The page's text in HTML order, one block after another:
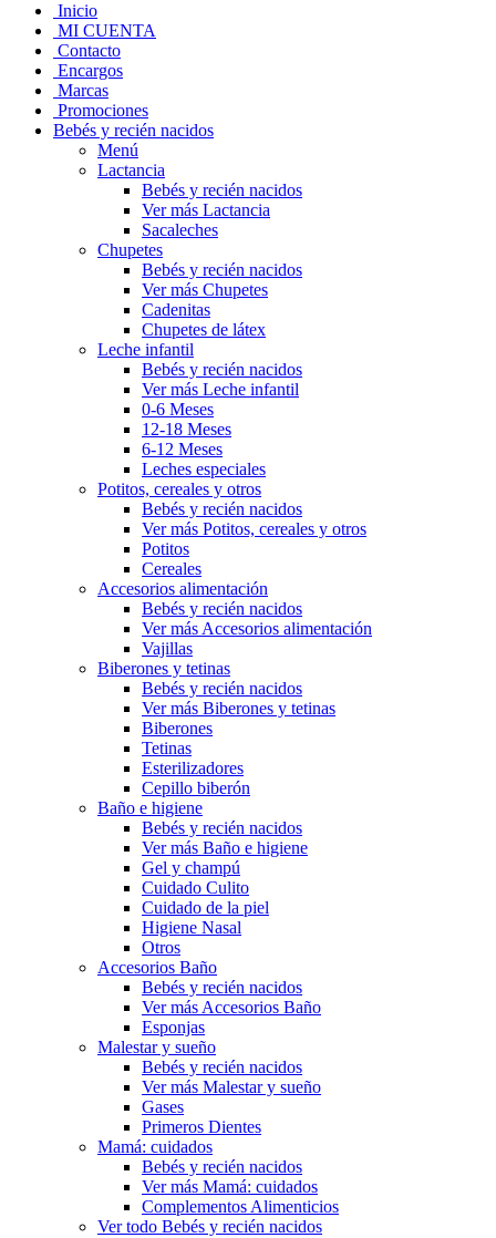
Inicio
MI CUENTA
Contacto
Encargos
Marcas
Promociones
Bebés y recién nacidos
Menú
Lactancia
Bebés y recién nacidos
Ver más Lactancia
Sacaleches
Chupetes
Bebés y recién nacidos
Ver más Chupetes
Cadenitas
Chupetes de látex
Leche infantil
Bebés y recién nacidos
Ver más Leche infantil
0-6 Meses
12-18 Meses
6-12 Meses
Leches especiales
Potitos, cereales y otros
Bebés y recién nacidos
Ver más Potitos, cereales y otros
Potitos
Cereales
Accesorios alimentación
Bebés y recién nacidos
Ver más Accesorios alimentación
Vajillas
Biberones y tetinas
Bebés y recién nacidos
Ver más Biberones y tetinas
Biberones
Tetinas
Esterilizadores
Cepillo biberón
Baño e higiene
Bebés y recién nacidos
Ver más Baño e higiene
Gel y champú
Cuidado Culito
Cuidado de la piel
Higiene Nasal
Otros
Accesorios Baño
Bebés y recién nacidos
Ver más Accesorios Baño
Esponjas
Malestar y sueño
Bebés y recién nacidos
Ver más Malestar y sueño
Gases
Primeros Dientes
Mamá: cuidados
Bebés y recién nacidos
Ver más Mamá: cuidados
Complementos Alimenticios
Ver todo Bebés y recién nacidos